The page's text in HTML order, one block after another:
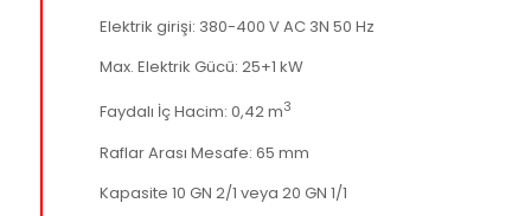
Elektrik girişi: 380-400 V AC 3N 50 Hz
Max. Elektrik Gücü: 25+1 kW
Faydalı İç Hacim: 0,42 m3
Raflar Arası Mesafe: 65 mm
Kapasite 10 GN 2/1 veya 20 GN 1/1